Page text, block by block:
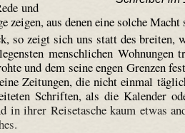
und
zeigen, aus denen eine solche
so zeigt sich uns statt des breiten,
menschlichen Wohnungen
und dem seine engen Grenzen
Zeitungen, die nicht einmal
Schriften, als die Kalender
in ihrer Reisetasche kaum etwas